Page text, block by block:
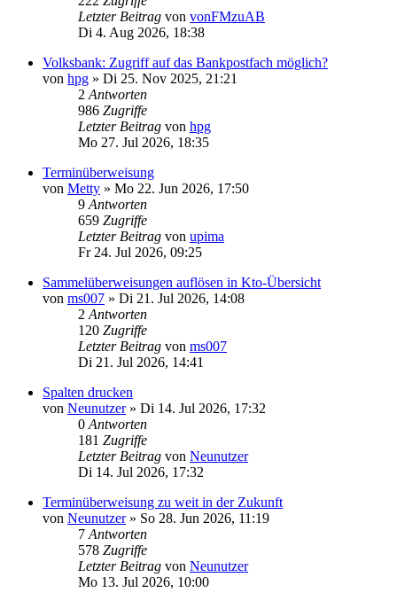
Letzter Beitrag von vonFMzuAB
Di 4. Aug 2026, 18:38
Volksbank: Zugriff auf das Bankpostfach möglich?
von hpg » Di 25. Nov 2025, 21:21
2 Antworten
986 Zugriffe
Letzter Beitrag von hpg
Mo 27. Jul 2026, 18:35
Terminüberweisung
von Metty » Mo 22. Jun 2026, 17:50
9 Antworten
659 Zugriffe
Letzter Beitrag von upima
Fr 24. Jul 2026, 09:25
Sammelüberweisungen auflösen in Kto-Übersicht
von ms007 » Di 21. Jul 2026, 14:08
2 Antworten
120 Zugriffe
Letzter Beitrag von ms007
Di 21. Jul 2026, 14:41
Spalten drucken
von Neunutzer» Di 14. Jul 2026, 17:32
0 Antworten
181 Zugriffe
Letzter Beitrag von Neunutzer
Di 14. Jul 2026, 17:32
Terminüberweisung zu weit in der Zukunft
von Neunutzer» So 28. Jun 2026, 11:19
7 Antworten
578 Zugriffe
Letzter Beitrag von Neunutzer
Mo 13. Jul 2026, 10:00